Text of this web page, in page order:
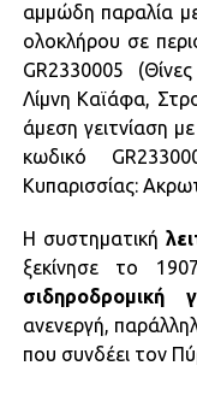
αμμώδη παραλία
ολοκλήρου σε
GR2330005
Λίμνη Καϊάφα,
άμεση γειτνίαση
κωδικό
Κυπαρισσίας:
Η συστηματική
ξεκίνησε το
σιδηροδρομική
ανενεργή,
που συνδέει τον